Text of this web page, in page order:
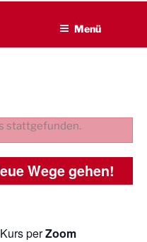
Menü
stattgefunden.
Wege gehen!
perZoom